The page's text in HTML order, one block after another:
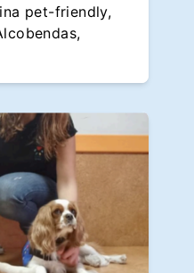
pet-friendly,